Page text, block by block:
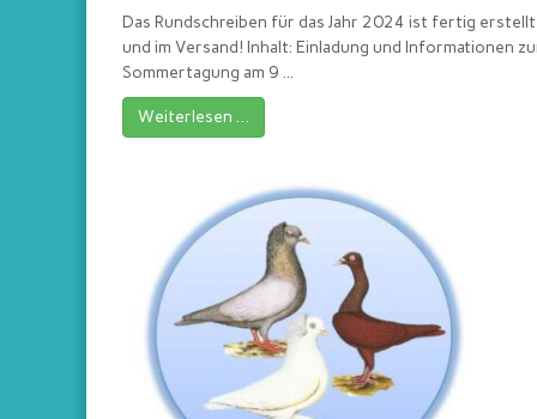
Das Rundschreiben für das Jahr 2024 ist fertig erstellt
und im Versand! Inhalt: Einladung und Informationen
Sommertagung am 9 ...
Weiterlesen …